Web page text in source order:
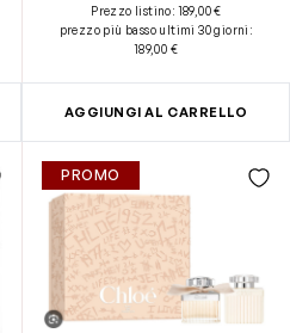
Prezzo listino:189,00 €
prezzo più basso ultimi 30 giorni :
189,00 €
AGGIUNGI AL CARRELLO
PROMO